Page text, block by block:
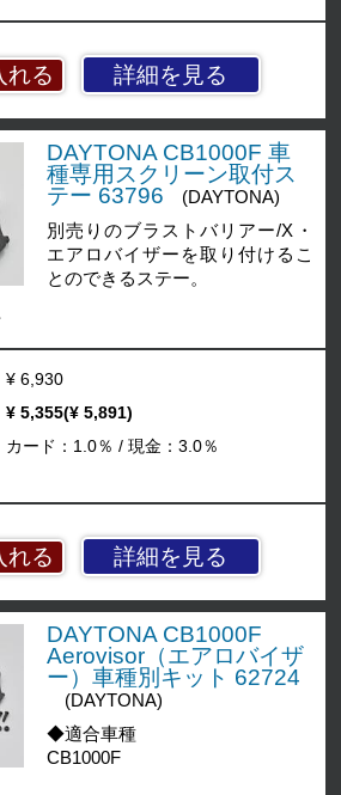
詳細を見る
DAYTONA CB1000F 車
種専用スクリーン取付ス
テー 63796
(DAYTONA)
別売りのブラストバリアー/X・
エアロバイザーを取り付けるこ
とのできるステー。
詳細を見る
¥ 6,930
¥ 5,355(¥ 5,891)
カード：1.0％ / 現金：3.0％
DAYTONA CB1000F
Aerovisor（エアロバイザ
ー）車種別キット 62724
(DAYTONA)
◆適合車種
CB1000F